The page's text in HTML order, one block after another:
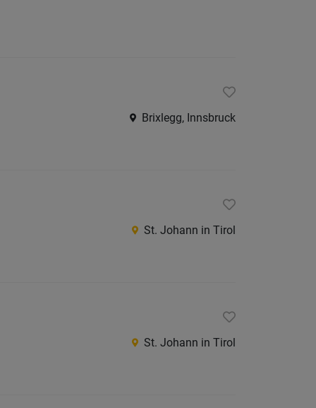
Brixlegg, Innsbruck
St. Johann in Tirol
St. Johann in Tirol